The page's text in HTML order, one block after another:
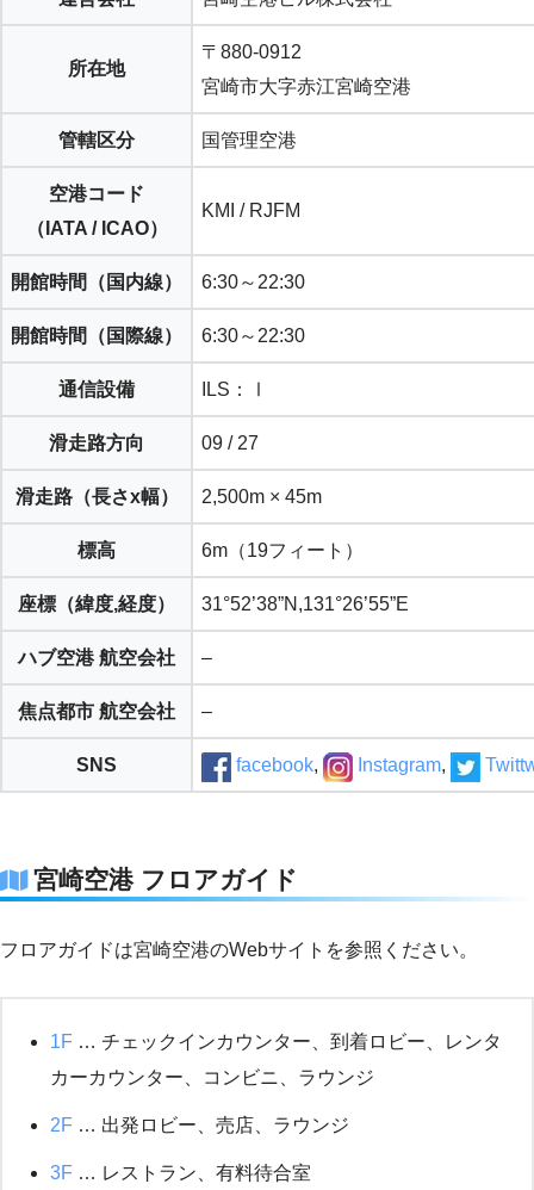
所在地
〒880-0912
宮崎市大字赤江宮崎空港
管轄区分 国管理空港
空港コード
（IATA / ICAO）
KMI / RJFM
開館時間（ 国内線） 6:30～22:30
開館時間（ 国際線） 6:30～22:30
通信設備 ILS：Ⅰ
滑走路方向 09 / 27
滑走路（長さx幅） 2,500m × 45m
標高 6m（19フィート）
座標（緯度,経度） 31°52’38”N,131°26’55”E
ハブ空港 航空会社 –
焦点都市 航空会社 –
SNS facebook, Instagram,
宮崎空港 フロアガイド
フロアガイドは宮崎空港のWebサイトを参照ください。
1F … チェックインカウンター、到着ロビー、レンタ
カーカウンター、コンビニ、ラウンジ
2F … 出発ロビー、売店、ラウンジ
3F … レストラン、有料待合室